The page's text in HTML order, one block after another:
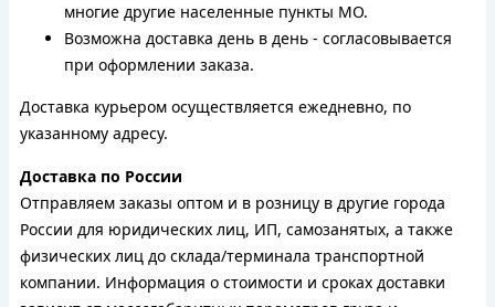
многие другие населенные пункты МО.
Возможна доставка день в день - согласовывается
при оформлении заказа.
Доставка курьером осуществляется ежедневно, по
указанному адресу.
Доставка по России
Отправляем заказы оптом и в розницу в другие города
России для юридических лиц, ИП, самозанятых, а также
физических лиц до склада/терминала транспортной
компании. Информация о стоимости и сроках доставки